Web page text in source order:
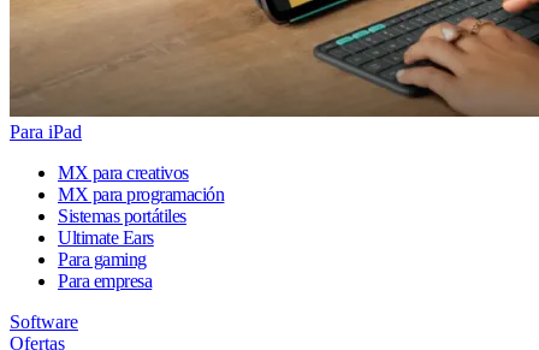
Para iPad
MX para creativos
MX para programación
Sistemas portátiles
Ultimate Ears
Para gaming
Para empresa
Software
Ofertas